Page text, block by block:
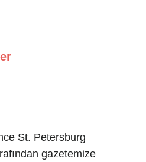
St. Petersburg
gazetemize